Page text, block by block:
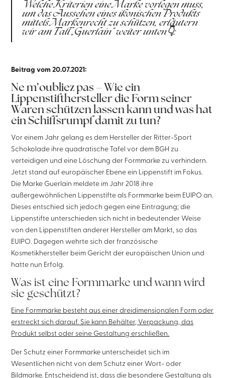
Welche Kriterien eine Marke vorlegen muss,
um das Aussehen eines ikonischen Produkts
mittels Markenrecht zu schützen, erläutern
wir am Fall „Guerlain“ weiter unten👇:
Beitrag vom 20.07.2021:
Ne m’oubliez pas – Wie ein
Lippenstifthersteller die Form seiner
Waren schützen lassen kann und was hat
ein Schiffsrumpf damit zu tun?
Vor einem Jahr gelang es dem Hersteller der Ritter-Sport
Schokolade ihre quadratische Tafel vor dem BGH zu
verteidigen und eine Löschung der Formmarke zu verhindern.
Jetzt stand auf europäischer Ebene ein Lippenstift im Fokus.
Die Marke Guerlain meldete im Jahr 2018 ihre
außergewöhnlichen Lippenstifte als Formmarke beim EUIPO an.
Dieses entschied sich jedoch gegen eine Eintragung; die
Lippenstifte unterschieden sich nicht in bedeutender Weise
von den Lippenstiften anderer Hersteller am Markt, so das
EUIPO. Dagegen wehrte sich der französische
Kosmetikhersteller beim Gericht der europäischen Union und
hatte nun Erfolg.
Was ist eine Formmarke und wann wird
sie geschützt?
Eine Formmarke besteht aus einer dreidimensionalen Form oder
erstreckt sich darauf. Sie kann Behälter, Verpackung, das
Produkt selbst oder seine Gestaltung erschließen.
Der Schutz einer Formmarke unterscheidet sich im
Wesentlichen nicht von dem Schutz einer Wort- oder
Bildmarke. Entscheidend ist, dass die besondere Gestaltung als